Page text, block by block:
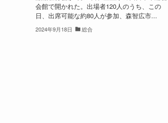
会館で開かれた。出場者120人のうち、この
日、出席可能な約80人が参加、森智広市...
2024年9月18日 総合